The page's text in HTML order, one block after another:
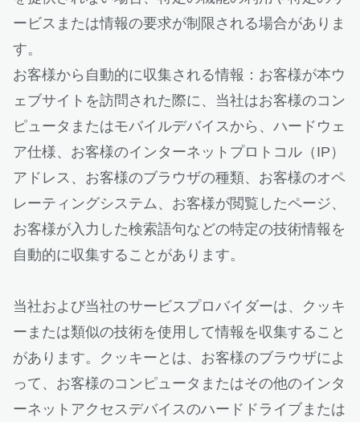
ービスまたは情報の要求が制限される場合がありま
す。
お客様から自動的に収集される情報：お客様が本ウ
ェブサイトを訪問された際に、当社はお客様のコン
ピュータまたはモバイルデバイスから、ハードウェ
ア仕様、お客様のインターネットプロトコル（IP）
アドレス、お客様のブラウザの種類、お客様のオペ
レーティングシステム、お客様が閲覧したページ、
お客様が入力した検索語句などの特定の技術情報を
自動的に収集することがあります。
当社および当社のサービスプロバイダーは、クッキ
ーまたは類似の技術を使用して情報を収集すること
があります。クッキーとは、お客様のブラウザによ
って、お客様のコンピュータまたはその他のインタ
ーネットアクセスデバイスのハードドライブまたは